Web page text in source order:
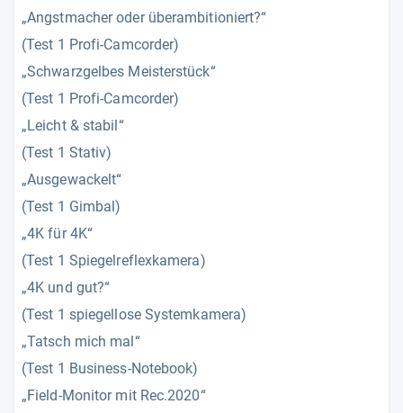
„Angstmacher oder überambitioniert?“
(Test 1 Profi-Camcorder)
„Schwarzgelbes Meisterstück“
(Test 1 Profi-Camcorder)
„Leicht & stabil“
(Test 1 Stativ)
„Ausgewackelt“
(Test 1 Gimbal)
„4K für 4K“
(Test 1 Spiegelreflexkamera)
„4K und gut?“
(Test 1 spiegellose Systemkamera)
„Tatsch mich mal“
(Test 1 Business-Notebook)
„Field-Monitor mit Rec.2020“